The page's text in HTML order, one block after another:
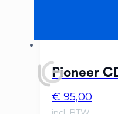
Pioneer
€ 95,00